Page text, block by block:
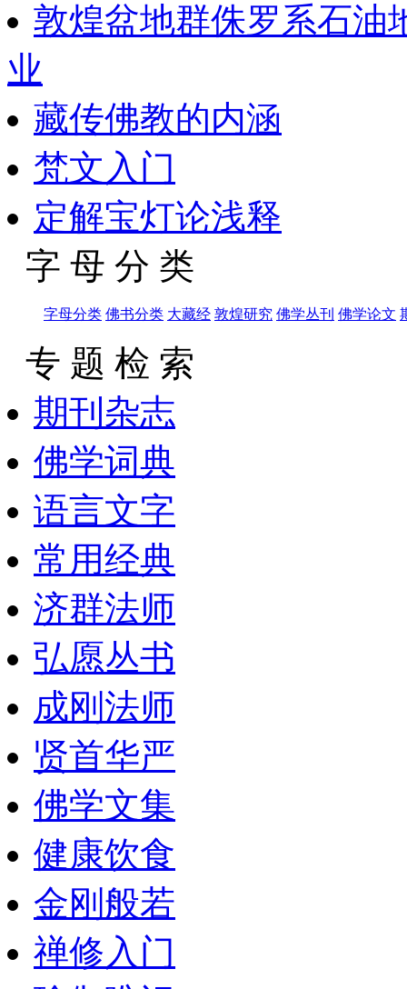
敦煌盆地群侏罗系石油
业
藏传佛教的内涵
梵文入门
定解宝灯论浅释
字 母 分 类
字母分类 佛书分类 大藏经 敦煌研究 佛学丛刊 佛学论文
专 题 检 索
期刊杂志
佛学词典
语言文字
常用经典
济群法师
弘愿丛书
成刚法师
贤首华严
佛学文集
健康饮食
金刚般若
禅修入门